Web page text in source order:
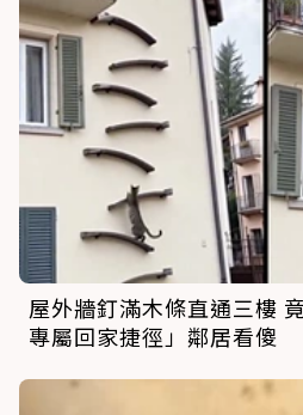
屋外牆釘滿木條直通三樓
專屬回家捷徑」鄰居看傻